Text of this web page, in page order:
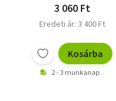
3 060 Ft
Eredeti ár: 3 400 Ft
Kosárba
2 - 3 munkanap